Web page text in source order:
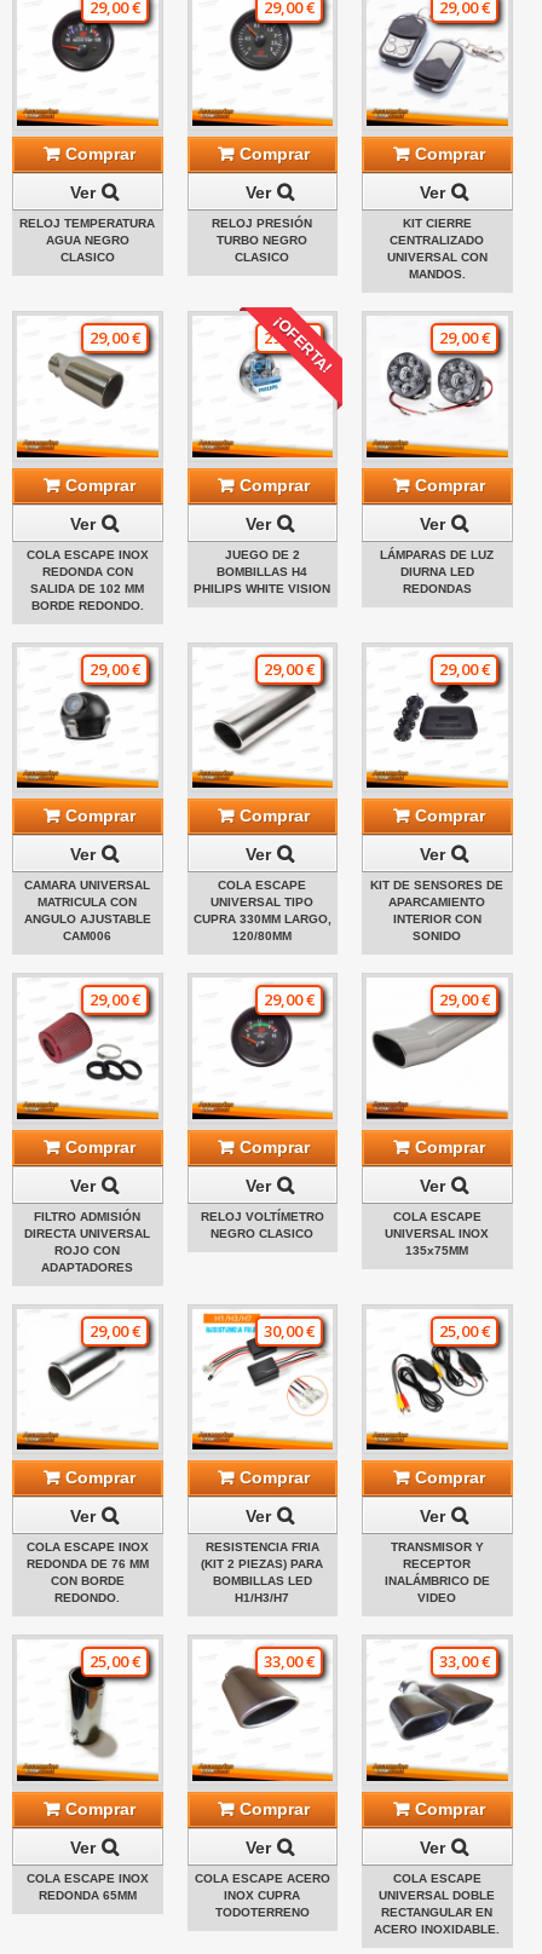
29,00 €
Comprar
Ver
RELOJ TEMPERATURA
AGUA NEGRO
CLASICO
29,00 €
Comprar
Ver
RELOJ PRESIÓN
TURBO NEGRO
CLASICO
29,00 €
Comprar
Ver
KIT CIERRE
CENTRALIZADO
UNIVERSAL CON
MANDOS.
29,00 €
Comprar
Ver
COLA ESCAPE INOX
REDONDA CON
SALIDA DE 102 MM
BORDE REDONDO.
¡OFERTA!
29,00 €
Comprar
Ver
JUEGO DE 2
BOMBILLAS H4
PHILIPS WHITE VISION
29,00 €
Comprar
Ver
LÁMPARAS DE LUZ
DIURNA LED
REDONDAS
29,00 €
Comprar
Ver
CAMARA UNIVERSAL
MATRICULA CON
ANGULO AJUSTABLE
CAM006
29,00 €
Comprar
Ver
COLA ESCAPE
UNIVERSAL TIPO
CUPRA 330MM LARGO,
120/80MM
29,00 €
Comprar
Ver
KIT DE SENSORES DE
APARCAMIENTO
INTERIOR CON
SONIDO
29,00 €
Comprar
Ver
FILTRO ADMISIÓN
DIRECTA UNIVERSAL
ROJO CON
ADAPTADORES
29,00 €
Comprar
Ver
RELOJ VOLTÍMETRO
NEGRO CLASICO
29,00 €
Comprar
Ver
COLA ESCAPE
UNIVERSAL INOX
135x75MM
29,00 €
Comprar
Ver
COLA ESCAPE INOX
REDONDA DE 76 MM
CON BORDE
REDONDO.
30,00 €
Comprar
Ver
RESISTENCIA FRIA
(KIT 2 PIEZAS) PARA
BOMBILLAS LED
H1/H3/H7
25,00 €
Comprar
Ver
TRANSMISOR Y
RECEPTOR
INALÁMBRICO DE
VIDEO
25,00 €
Comprar
Ver
COLA ESCAPE INOX
REDONDA 65MM
33,00 €
Comprar
Ver
COLA ESCAPE ACERO
INOX CUPRA
TODOTERRENO
33,00 €
Comprar
Ver
COLA ESCAPE
UNIVERSAL DOBLE
RECTANGULAR EN
ACERO INOXIDABLE.